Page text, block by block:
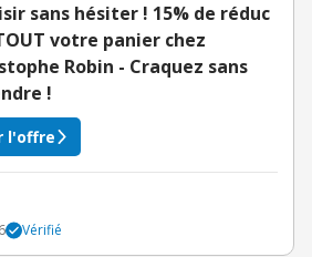
sans hésiter ! 15% de réduc
votre panier chez
Robin - Craquez sans
!
l'offre
Vérifié